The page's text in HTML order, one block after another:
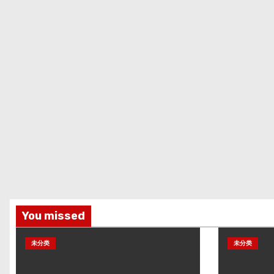
You missed
未分类 未分类